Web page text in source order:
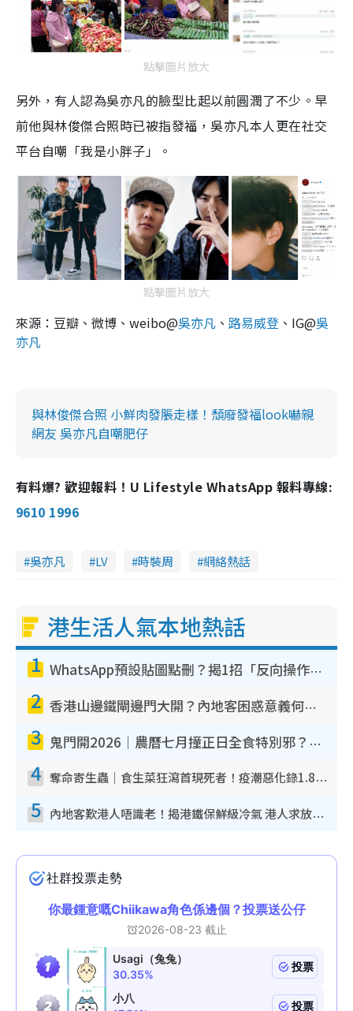
點擊圖片放大
另外，有人認為吳亦凡的臉型比起以前圓潤了不少。早
前他與林俊傑合照時已被指發福，吳亦凡本人更在社交
平台自嘲「我是小胖子」。
點擊圖片放大
來源：豆瓣、微博、weibo@吳亦凡 、 路易威登 、IG@吳
亦凡
與林俊傑合照 小鮮肉發脹走樣！頹廢發福look嚇親
網友 吳亦凡自嘲肥仔
有料爆? 歡迎報料！U Lifestyle WhatsApp 報料專線:
9610 1996
吳亦凡 LV 時裝周 網絡熱話
港生活人氣本地熱話
1 WhatsApp預設貼圖點刪？揭1招「反向操作」還原簡潔介面 附3步實測教學
2 香港山邊鐵閘邊門大開？內地客困惑意義何在！網民神回覆：呢種叫法理性防禦
3 鬼門開2026｜農曆七月撞正日全食特別邪？專家警告切忌做一事！揭4大禁忌+2招保平安
4 奪命寄生蟲｜食生菜狂瀉首現死者！疫潮惡化錄1.8萬宗病例 揭洗菜3大謬誤
5 內地客歎港人唔識老！揭港鐵保鮮級冷氣 港人求放過：咪投訴